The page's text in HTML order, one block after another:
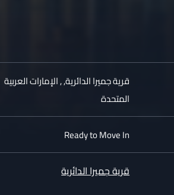
قرية جميرا الدائرية,
,الإمارات العربية
المتحدة
Ready to Move In
قرية جميرا الدائرية